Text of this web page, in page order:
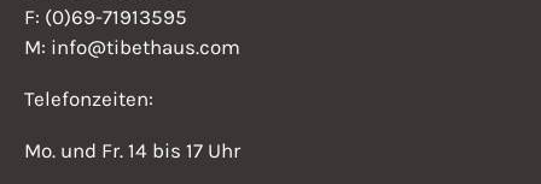
F: (0)69-71913595
M: info@tibethaus.com
Telefonzeiten:
Mo. und Fr. 14 bis 17 Uhr